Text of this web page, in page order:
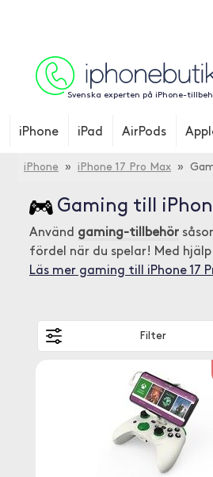
Svenska experten på iPhone-
iPhone iPad AirPods
iPhone » iPhone 17 Pro Max »
Gaming till
Använd gaming-tillbehör
fördel när du spelar! Med
Läs mer gaming till iPhone 17
Filter